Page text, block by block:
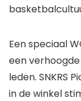
Een speciaal
een
leden. SNKRS
in de winkel